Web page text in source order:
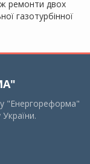
ремонти двох
газотурбінної
"Енергореформа"